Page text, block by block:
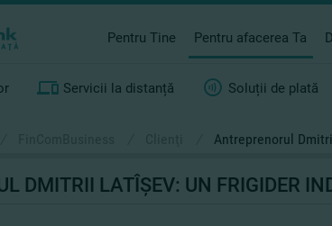
Pentru Tine Pentru afacerea Ta
Servicii la distanță Soluții de plată
Antreprenorul
DMITRII LATÎŞEV: UN FRIGIDER